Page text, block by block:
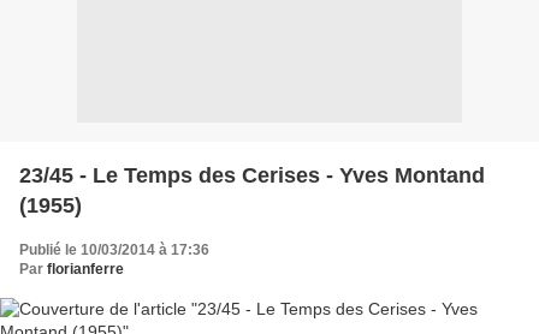
23/45 - Le Temps des Cerises - Yves Montand
(1955)
Publié le 10/03/2014 à 17:36
Par florianferre